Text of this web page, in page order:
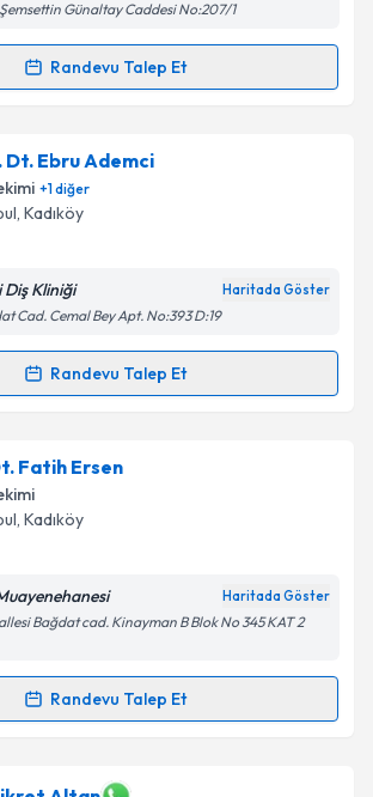
verilerimin işlenmesine ilişkinAydınlatma
'ni okudum ve kişisel verilerimin belirtilen
işlenmesini kabul ediyorum.
Takvim Talebini Gönder
Günaltay Caddesi No:207/1
Randevu Talep Et
Takvimi Talebi
Emesiçin randevu takvimi talebi
bu uzmandan randevu almanız için bir
e-posta ile bilgilendireceğiz.
verilerimin işlenmesine ilişkin
okudum ve kişisel verilerimin belirtilen
Takvim Talebini Gönder
Dt. Ebru Ademci
+1diğer
, Kadıköy
Kliniği Haritada Göster
Cad. Cemal Bey Apt. No:393 D:19
Randevu Talep Et
Takvimi Talebi
Ademciiçin randevu takvimi talebi
bu uzmandan randevu almanız için bir
e-posta ile bilgilendireceğiz.
verilerimin işlenmesine ilişkinAydınlatma
'ni okudum ve kişisel verilerimin belirtilen
işlenmesini kabul ediyorum.
Fatih Ersen
, Kadıköy
Haritada Göster
Bağdat cad. Kinayman B Blok No 345 KAT 2
Randevu Talep Et
Takvimi Talebi
Erseniçin randevu takvimi talebi